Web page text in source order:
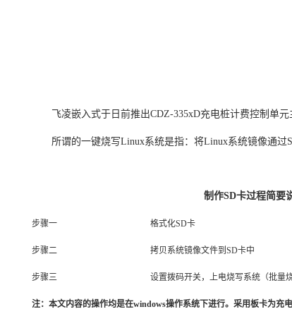
飞凌嵌入式于日前推出CDZ-335xD充电桩计费控制单元
所谓的一键烧写Linux系统是指：将Linux系统镜像通过
制作SD卡过程简要
步骤一 格式化SD卡
步骤二 拷贝系统镜像文件到SD卡中
步骤三 设置拨码开关，上电烧写系统（批量烧
注：本文内容的操作均是在windows操作系统下进行。采用板卡为充